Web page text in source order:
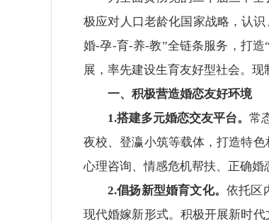
极应对人口老龄化国家战略，认
婚-孕-育-养-教”全链条服务，打
展，率先建设生育友好型社会。现
一、积极营造婚恋友好环境
1.搭建多元婚恋交友平台。 常
夜校、登瀛小筑等载体，打造特
心理咨询、情感危机帮扶、正确婚
2.倡扬新型婚育文化。依托区
现代婚嫁新形式。积极开展新时